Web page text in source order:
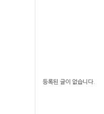
등록된 글이 없습니다.